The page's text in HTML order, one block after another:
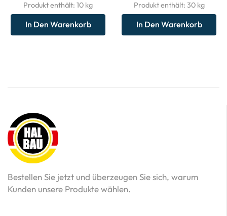
Produkt enthält: 10 kg
In Den Warenkorb
Produkt enthält: 30 kg
In Den Warenkorb
Bestellen Sie jetzt und überzeugen Sie sich, warum
Kunden unsere Produkte wählen.